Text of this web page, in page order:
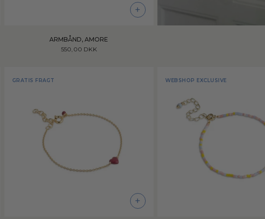
+
ARMBÅND, AMORE
550,00 DKK
GRATIS FRAGT
+
WEBSHOP EXCLUSIVE